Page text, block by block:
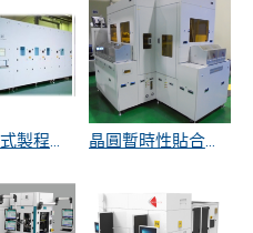
批次式濕式製程設備 晶圓暫時性貼合與剝離設備